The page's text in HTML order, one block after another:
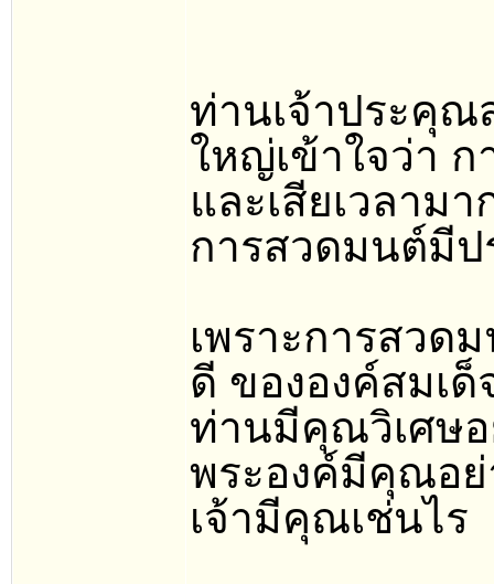
ท่านเจ้าประคุณ
ใหญ่เข้าใจว่า
และเสียเวลาม
การสวดมนต์มีป
เพราะการสวด
ดี ขององค์สมเ
ท่านมีคุณวิเศษอ
พระองค์มีคุณอย่
เจ้ามีคุณเช่นไร